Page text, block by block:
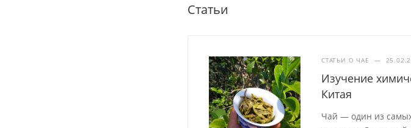
Статьи
СТАТЬИ О ЧАЕ —
Изучение
Китая
Чай — один из